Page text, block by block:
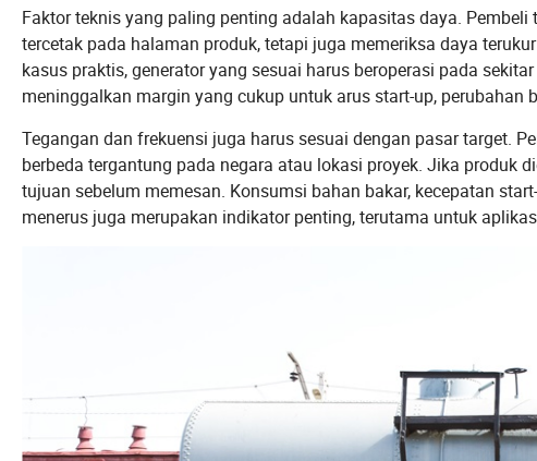
Faktor teknis yang paling penting adalah kapasitas daya.
tercetak pada halaman produk, tetapi juga memeriksa daya
kasus praktis, generator yang sesuai harus beroperasi pada
meninggalkan margin yang cukup untuk arus start-up, perubahan
Tegangan dan frekuensi juga harus sesuai dengan pasar target.
berbeda tergantung pada negara atau lokasi proyek. Jika produk
tujuan sebelum memesan. Konsumsi bahan bakar, kecepatan
menerus juga merupakan indikator penting, terutama untuk